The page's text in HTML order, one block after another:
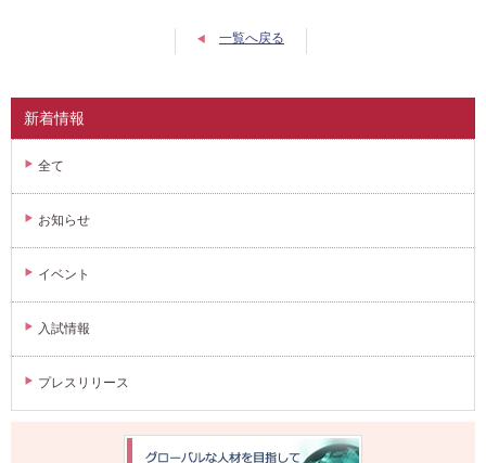
一覧へ戻る
新着情報
全て
お知らせ
イベント
入試情報
プレスリリース